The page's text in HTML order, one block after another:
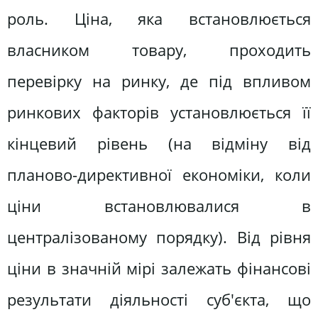
роль. Ціна, яка встановлюється
власником товару, проходить
перевірку на ринку, де під впливом
ринкових факторів установлюється її
кінцевий рівень (на відміну від
планово-директивної економіки, коли
ціни встановлювалися в
централізованому порядку). Від рівня
ціни в значній мірі залежать фінансові
результати діяльності суб'єкта, що